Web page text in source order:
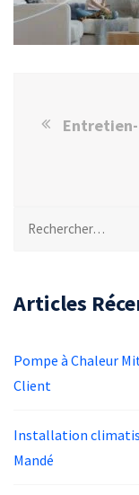
Rechercher :
Articles
Pompe à Chaleur
Client
Installation
Mandé